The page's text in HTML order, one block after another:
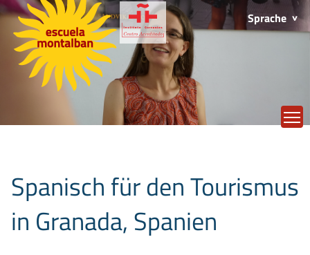
Sprache
Spanisch für den Tourismus
in Granada, Spanien